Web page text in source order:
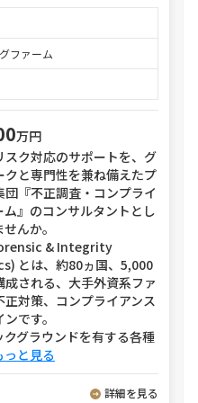
ファーム
万円
ク対応のサポートを、グ
クと専門性を兼ね備えたプ
団『不正調査・コンプライ
』のコンサルタントとし
んか。
& Integrity
とは、約80ヵ国、5,000
される、大手外資系ファ
対策、コンプライアンス
です。
グラウンドを有する各種
っと見る
詳細を見る